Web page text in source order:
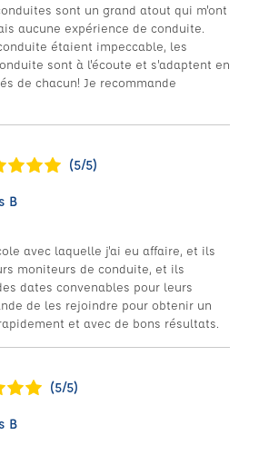
sont un grand atout qui m'ont
aucune expérience de conduite.
étaient impeccable, les
sont à l'écoute et s'adaptent en
de chacun! Je recommande
(5/5)
B
avec laquelle j'ai eu affaire, et ils
moniteurs de conduite, et ils
dates convenables pour leurs
de les rejoindre pour obtenir un
et avec de bons résultats.
(5/5)
B